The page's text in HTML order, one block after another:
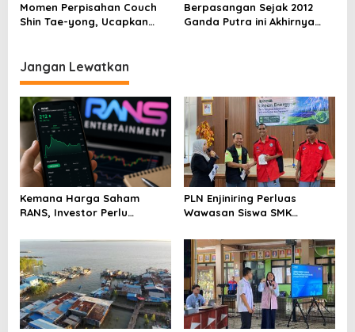
Momen Perpisahan Couch
Shin Tae-yong, Ucapkan
Berpasangan Sejak 2012
Ganda Putra ini Akhirnya
Jangan Lewatkan
Kemana Harga Saham
RANS, Investor Perlu
Menghindari Spekulasi
Berlebihan
PLN Enjiniring Perluas
Wawasan Siswa SMK
Perubahan Iklim